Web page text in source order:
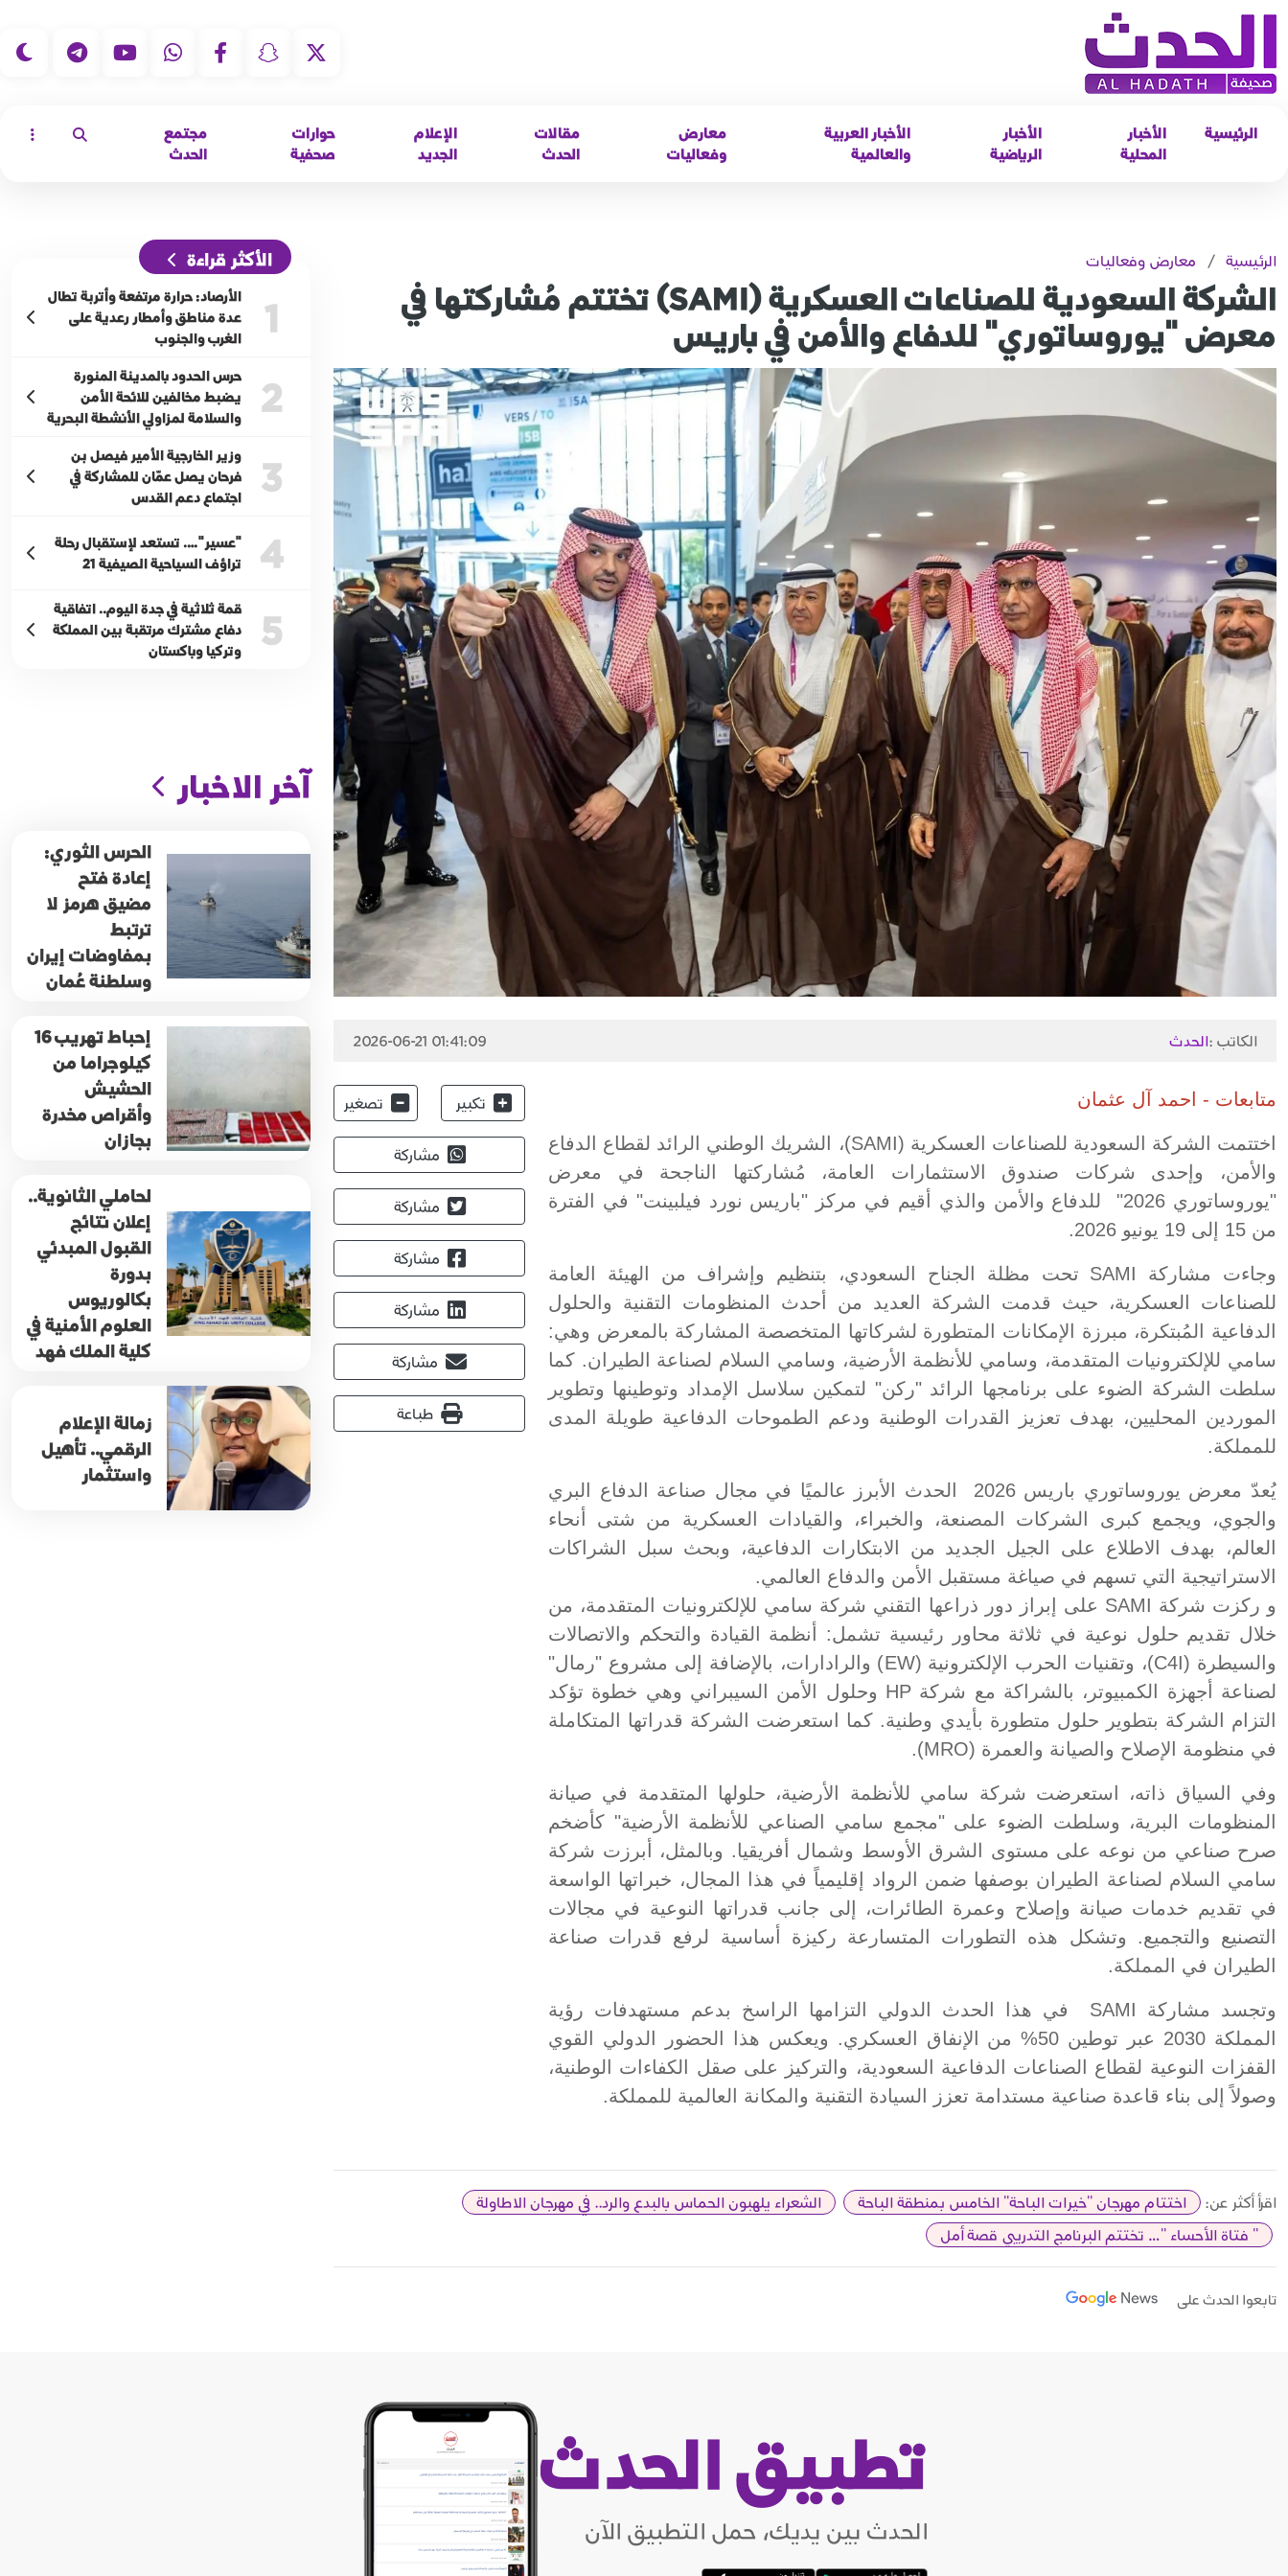
الرئيسية
الأخبار
المحلية
الأخبار
الرياضية
الأخبار العربية
والعالمية
معارض
وفعاليات
مقالات
الحدث
الإعلام
الجديد
حوارات
صحفية
مجتمع
الحدث
الرئيسية / معارض وفعاليات
الشركة السعودية للصناعات العسكرية (SAMI) تختتم مُشاركتها في
معرض "يوروساتوري" للدفاع والأمن في باريس
الكاتب :الحدث 2026-06-21 01:41:09
متابعات - احمد آل عثمان
اختتمت الشركة السعودية للصناعات العسكرية (SAMI)، الشريك الوطني الرائد لقطاع الدفاع
والأمن، وإحدى شركات صندوق الاستثمارات العامة، مُشاركتها الناجحة في معرض
"يوروساتوري 2026" للدفاع والأمن والذي أقيم في مركز "باريس نورد فيلبينت" في الفترة
من 15 إلى 19 يونيو 2026.
وجاءت مشاركة SAMI تحت مظلة الجناح السعودي، بتنظيم وإشراف من الهيئة العامة
للصناعات العسكرية، حيث قدمت الشركة العديد من أحدث المنظومات التقنية والحلول
الدفاعية المُبتكرة، مبرزة الإمكانات المتطورة لشركاتها المتخصصة المشاركة بالمعرض وهي:
سامي للإلكترونيات المتقدمة، وسامي للأنظمة الأرضية، وسامي السلام لصناعة الطيران. كما
سلطت الشركة الضوء على برنامجها الرائد "ركن" لتمكين سلاسل الإمداد وتوطينها وتطوير
الموردين المحليين، بهدف تعزيز القدرات الوطنية ودعم الطموحات الدفاعية طويلة المدى
للمملكة.
يُعدّ معرض يوروساتوري باريس 2026 الحدث الأبرز عالميًا في مجال صناعة الدفاع البري
والجوي، ويجمع كبرى الشركات المصنعة، والخبراء، والقيادات العسكرية من شتى أنحاء
العالم، بهدف الاطلاع على الجيل الجديد من الابتكارات الدفاعية، وبحث سبل الشراكات
الاستراتيجية التي تسهم في صياغة مستقبل الأمن والدفاع العالمي.
و ركزت شركة SAMI على إبراز دور ذراعها التقني شركة سامي للإلكترونيات المتقدمة، من
خلال تقديم حلول نوعية في ثلاثة محاور رئيسية تشمل: أنظمة القيادة والتحكم والاتصالات
والسيطرة (C4I)، وتقنيات الحرب الإلكترونية (EW) والرادارات، بالإضافة إلى مشروع "رمال"
لصناعة أجهزة الكمبيوتر، بالشراكة مع شركة HP وحلول الأمن السيبراني وهي خطوة تؤكد
التزام الشركة بتطوير حلول متطورة بأيدي وطنية. كما استعرضت الشركة قدراتها المتكاملة
في منظومة الإصلاح والصيانة والعمرة (MRO).
وفي السياق ذاته، استعرضت شركة سامي للأنظمة الأرضية، حلولها المتقدمة في صيانة
المنظومات البرية، وسلطت الضوء على "مجمع سامي الصناعي للأنظمة الأرضية" كأضخم
صرح صناعي من نوعه على مستوى الشرق الأوسط وشمال أفريقيا. وبالمثل، أبرزت شركة
سامي السلام لصناعة الطيران بوصفها ضمن الرواد إقليمياً في هذا المجال، خبراتها الواسعة
في تقديم خدمات صيانة وإصلاح وعمرة الطائرات، إلى جانب قدراتها النوعية في مجالات
التصنيع والتجميع. وتشكل هذه التطورات المتسارعة ركيزة أساسية لرفع قدرات صناعة
الطيران في المملكة.
وتجسد مشاركة SAMI في هذا الحدث الدولي التزامها الراسخ بدعم مستهدفات رؤية
المملكة 2030 عبر توطين 50% من الإنفاق العسكري. ويعكس هذا الحضور الدولي القوي
القفزات النوعية لقطاع الصناعات الدفاعية السعودية، والتركيز على صقل الكفاءات الوطنية،
وصولاً إلى بناء قاعدة صناعية مستدامة تعزز السيادة التقنية والمكانة العالمية للمملكة.
تكبير تصغير
مشاركة
مشاركة
مشاركة
مشاركة
مشاركة
طباعة
اقرأ أكثر عن: اختتام مهرجان "خيرات الباحة" الخامس بمنطقة الباحة
الشعراء يلهبون الحماس بالبدع والرد.. في مهرجان الاطاولة
" فتاة الأحساء "… تختتم البرنامج التدريبي قصة أمل
تابعوا الحدث على
الأكثر قراءة
1
الأرصاد: حرارة مرتفعة وأتربة تطال
عدة مناطق وأمطار رعدية على
الغرب والجنوب
2
حرس الحدود بالمدينة المنورة
يضبط مخالفين للائحة الأمن
والسلامة لمزاولي الأنشطة البحرية
3
وزير الخارجية الأمير فيصل بن
فرحان يصل عمّان للمشاركة في
اجتماع دعم القدس
4
"عسير"…. تستعد لإستقبال رحلة
تراؤف السياحية الصيفية 21
5
قمة ثلاثية في جدة اليوم.. اتفاقية
دفاع مشترك مرتقبة بين المملكة
وتركيا وباكستان
آخر الاخبار
الحرس الثوري:
إعادة فتح
مضيق هرمز لا
ترتبط
بمفاوضات إيران
وسلطنة عُمان
إحباط تهريب 16
كيلوجراما من
الحشيش
وأقراص مخدرة
بجازان
لحاملي الثانوية..
إعلان نتائج
القبول المبدئي
بدورة
بكالوريوس
العلوم الأمنية في
كلية الملك فهد
زمالة الإعلام
الرقمي.. تأهيل
واستثمار
تطبيق الحدث
الحدث بين يديك، حمل التطبيق الآن